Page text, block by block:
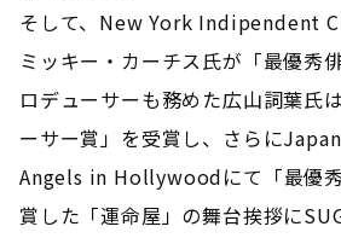
そして、New York Indipendent
ミッキー・カーチス氏が「最優秀
ロデューサーも務めた広山詞葉氏
ーサー賞」を受賞し、さらに
Angels in Hollywoodにて「最優
賞した「運命屋」の舞台挨拶に